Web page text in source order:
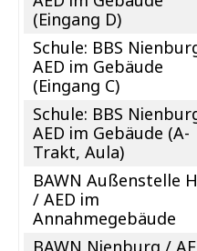
(Eingang D)
Schule: BBS
AED im Gebäude
(Eingang C)
Schule: BBS
AED im Gebäude (A-
Trakt, Aula)
BAWN Außenstelle
/ AED im
Annahmegebäude